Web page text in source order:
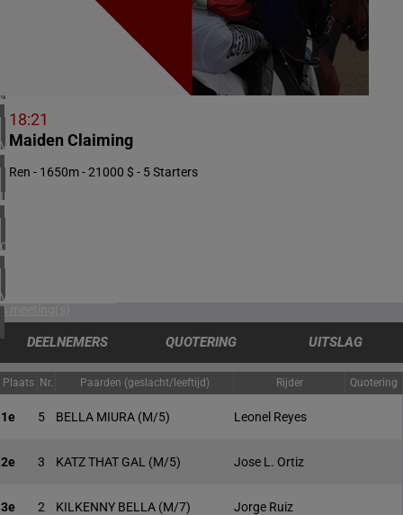
ZUID-AFRIKA
1 meeting(s)
VERENIGD KONINKRIJK
5 meeting(s)
IERLAND
1 meeting(s)
CHILI
1 meeting(s)
VERENIGDE STATEN
4 meeting(s)
18:21
Maiden Claiming
Ren - 1650m - 21000 $ - 5 Starters
DEELNEMERS QUOTERING UITSLAG
Plaats Nr. Paarden (geslacht/leeftijd) Rijder Quotering
1e 5 BELLA MIURA (M/5) Leonel Reyes
2e 3 KATZ THAT GAL (M/5) Jose L. Ortiz
3e 2 KILKENNY BELLA (M/7) Jorge Ruiz